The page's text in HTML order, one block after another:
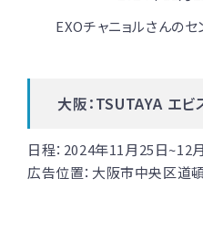
EXOチャニョルさんの
大阪：TSUTAYA エビ
日程：2024年11月25日~12
広告位置： 大阪市中央区道頓